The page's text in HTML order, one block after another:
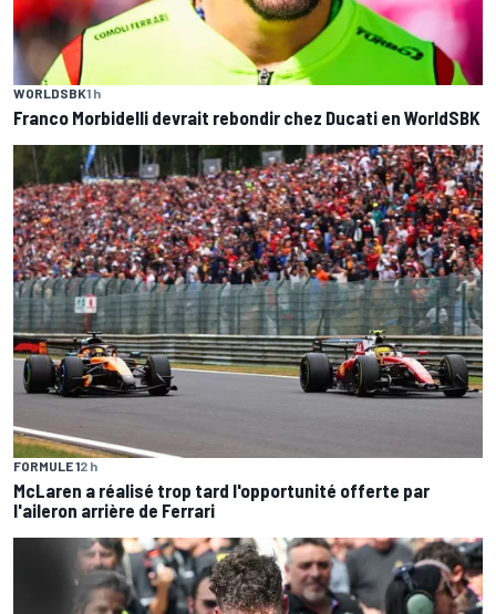
WORLDSBK1 h
Franco Morbidelli devrait rebondir chez Ducati en WorldSBK
FORMULE 12 h
McLaren a réalisé trop tard l'opportunité offerte par
l'aileron arrière de Ferrari